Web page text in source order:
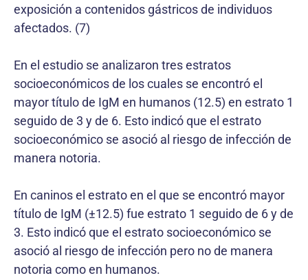
exposición a contenidos gástricos de individuos
afectados. (7)
En el estudio se analizaron tres estratos
socioeconómicos de los cuales se encontró el
mayor título de IgM en humanos (12.5) en estrato 1
seguido de 3 y de 6. Esto indicó que el estrato
socioeconómico se asoció al riesgo de infección de
manera notoria.
En caninos el estrato en el que se encontró mayor
título de IgM (±12.5) fue estrato 1 seguido de 6 y de
3. Esto indicó que el estrato socioeconómico se
asoció al riesgo de infección pero no de manera
notoria como en humanos.